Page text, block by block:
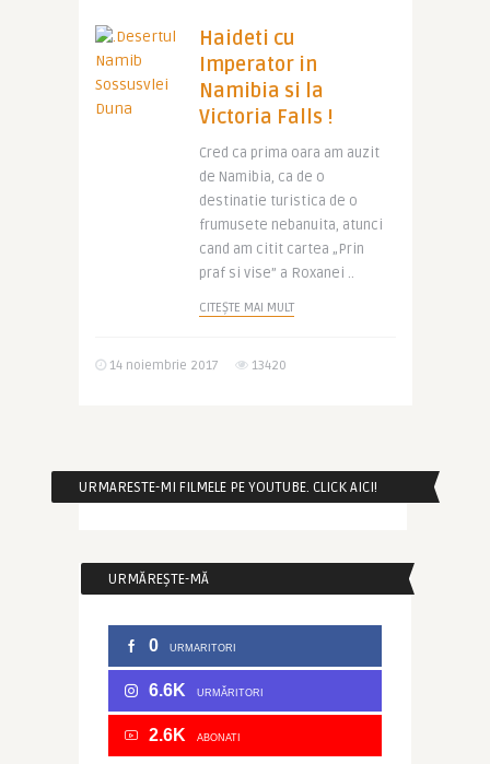
Haideti cu
Imperator in
Namibia si la
Victoria Falls !
Cred ca prima oara am auzit
de Namibia, ca de o
destinatie turistica de o
frumusete nebanuita, atunci
cand am citit cartea „Prin
praf si vise” a Roxanei ..
CITEȘTE MAI MULT
14 noiembrie 2017 13420
URMARESTE-MI FILMELE PE YOUTUBE. CLICK AICI!
URMĂREȘTE-MĂ
0 URMARITORI
6.6K URMĂRITORI
2.6K ABONATI